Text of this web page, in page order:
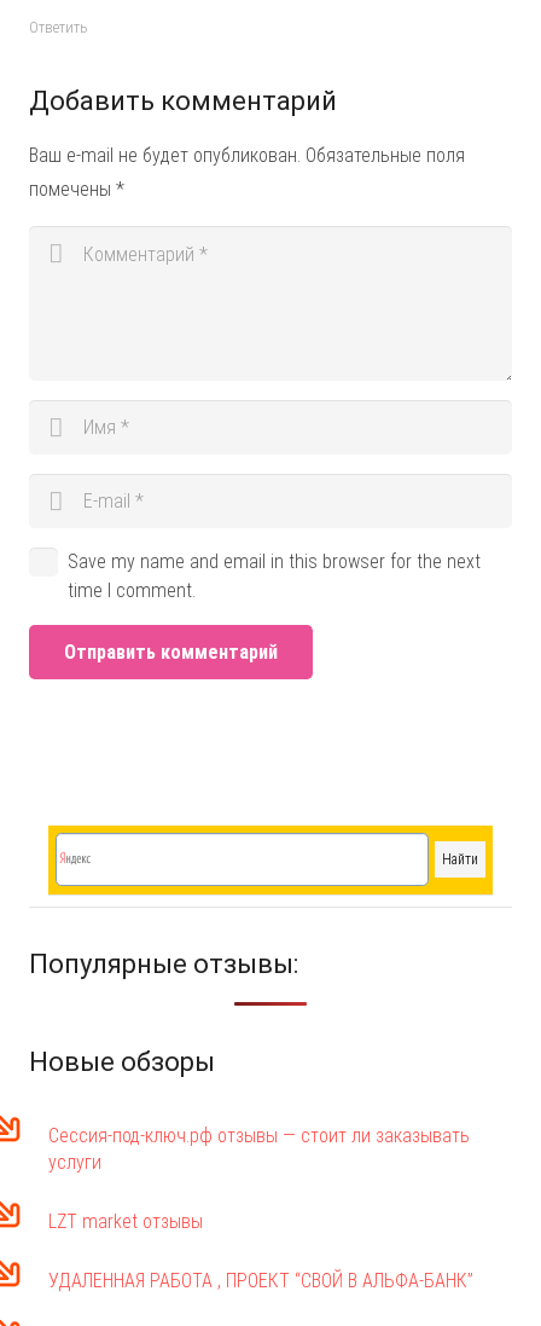
Ответить
Добавить комментарий
Ваш e-mail не будет опубликован. Обязательные поля
помечены *
Save my name and email in this browser for the next
time I comment.
Отправить комментарий
Популярные отзывы:
Новые обзоры
Сессия-под-ключ.рф отзывы — стоит ли заказывать
услуги
LZT market отзывы
УДАЛЕННАЯ РАБОТА , ПРОЕКТ “СВОЙ В АЛЬФА-БАНК”